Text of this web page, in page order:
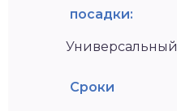
посадки:
Универсальный
Сроки